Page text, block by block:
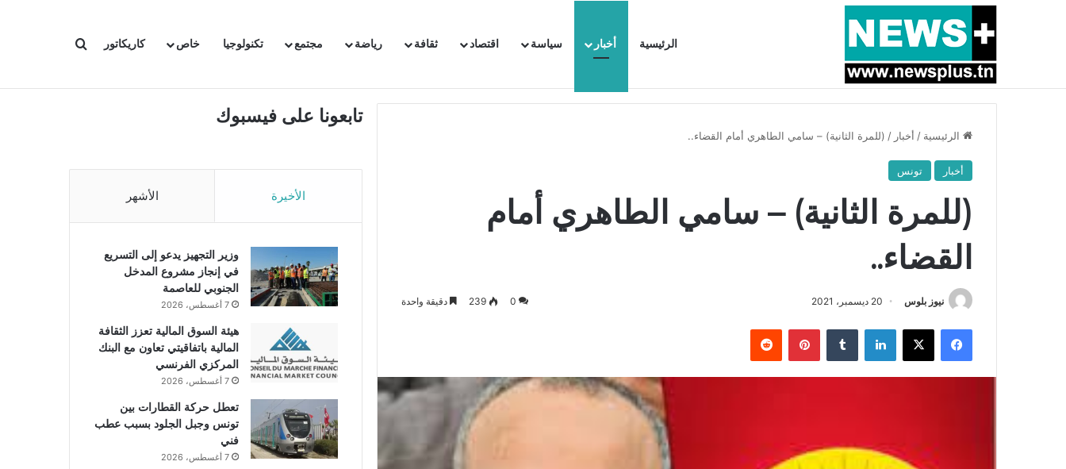
الرئيسية أخبار سياسة اقتصاد ثقافة رياضة مجتمع تكنولوجيا خاص كاريكاتور بحث عن
أخبار عاجلة بسبب المرزوقي وبتكليف من سعيّد: الخارجية تستدعي السفيرة الفرنسية بتونس وتبلغها احتجاجا شديد اللهجة !!
الرئيسية / أخبار / (للمرة الثانية) – سامي الطاهري أمام القضاء..
أخبار تونس
(للمرة الثانية) – سامي الطاهري أمام
القضاء..
نيوز بلوس 20 ديسمبر، 2021 0
239 دقيقة واحدة
فيسبوك X لينكدإن بينتيريست
تابعونا على فيسبوك
الأخيرة الأشهر
وزير التجهيز يدعو إلى التسريع
في إنجاز مشروع المدخل
الجنوبي للعاصمة
7 أغسطس، 2026
هيئة السوق المالية تعزز الثقافة
المالية باتفاقيتي تعاون مع البنك
المركزي الفرنسي
7 أغسطس، 2026
تعطل حركة القطارات بين
تونس وجبل الجلود بسبب عطب
فني
7 أغسطس، 2026